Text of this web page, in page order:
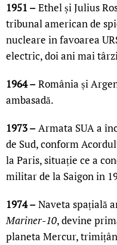
1951 –Ethel și Julius
tribunal american de
nucleare in favoarea
electric, doi ani mai
1964 –România și
ambasadă.
1973 –Armata SUA a
de Sud, conform
la Paris, situație ce a
militar de la Saigon in
1974 –Naveta spațială
Mariner-10, devine
planeta Mercur,